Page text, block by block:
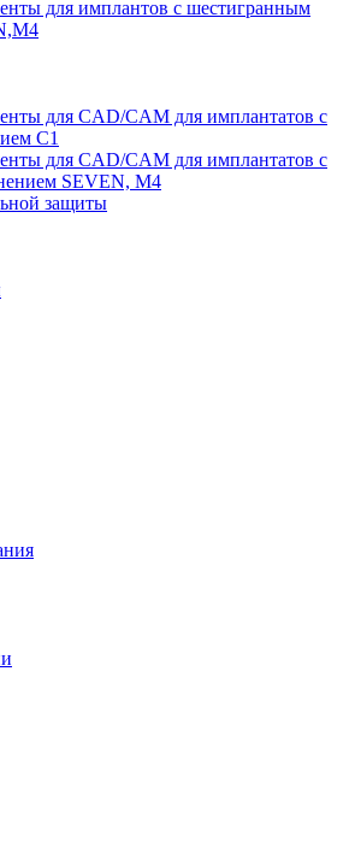
для имплантов с шестигранным
для CAD/CAM для имплантатов с
С1
для CAD/CAM для имплантатов с
SEVEN, М4
защиты